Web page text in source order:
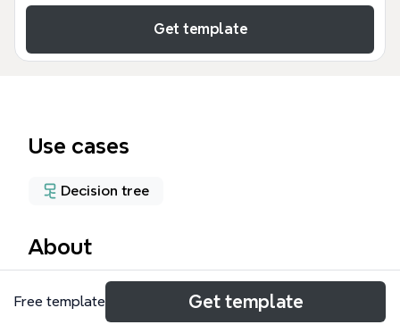
Get template
Use cases
Decision tree
About
YES/NO質問候補マインドマップは、顧客のニーズを
二者択一の形式で絞り込み、最適な提案へと導くため
Free template Get template